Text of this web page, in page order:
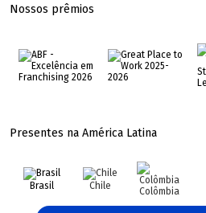
Nossos prêmios
Presentes na América Latina
Brasil Chile Colômbia